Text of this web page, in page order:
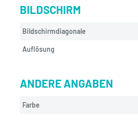
BILDSCHIRM
Bildschirmdiagonale
Auflösung
ANDERE ANGABEN
Farbe